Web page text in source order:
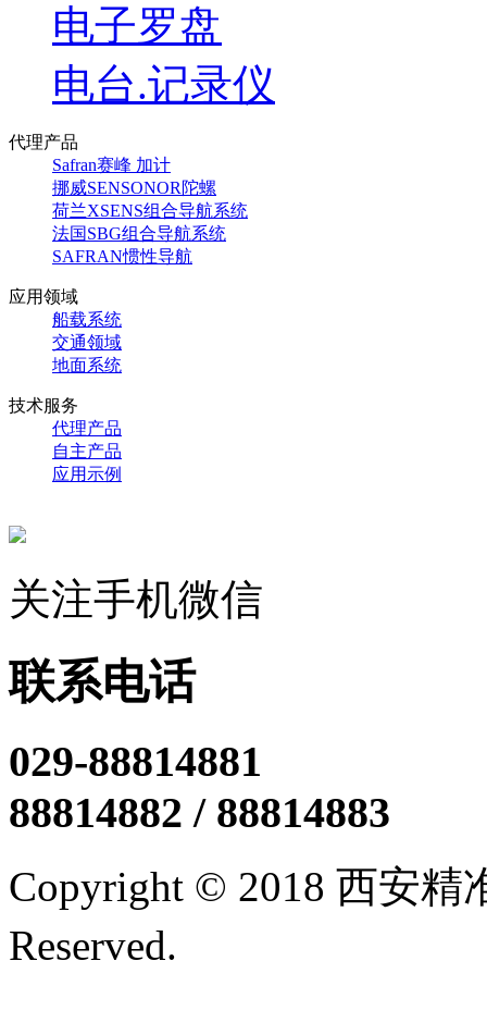
电子罗盘
电台.记录仪
代理产品
Safran赛峰 加计
挪威SENSONOR陀螺
荷兰XSENS组合导航系统
法国SBG组合导航系统
SAFRAN惯性导航
应用领域
船载系统
交通领域
地面系统
技术服务
代理产品
自主产品
应用示例
关注手机微信
联系电话
029-88814881
88814882 / 88814883
Copyright © 2018 西安精
Reserved.